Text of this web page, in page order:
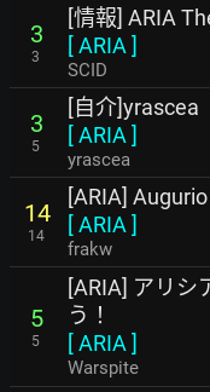
3
3
[情報] ARIA
[ARIA ]
SCID
3
5
[自介]yrascea
[ARIA ]
yrascea
14
14
[ARIA]
[ARIA ]
frakw
5
5
[ARIA] アリシ
う！
[ARIA ]
Warspite